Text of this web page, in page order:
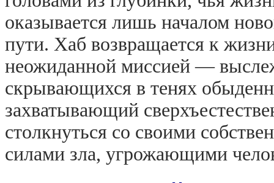
оказывается лишь началом
пути. Хаб возвращается к
неожиданной миссией —
скрывающихся в тенях
захватывающий
столкнуться со своими
силами зла, угрожающими